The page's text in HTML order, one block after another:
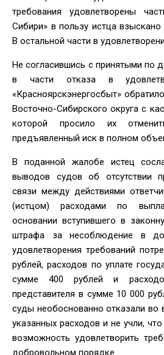
требования удовлетворены
Сибири» в пользу истца взыскано
В остальной части в
Не согласившись с принятыми по
в части отказа в
«Красноярскэнергосбыт»
Восточно-Сибирского округа с
которой просило их
предъявленный иск в полном
В поданной жалобе истец
выводов судов об отсутствии
связи между действиями
(истцом) расходами по
основании вступившего в
штрафа за несоблюдение в
удовлетворения требований
рублей, расходов по уплате
сумме 400 рублей и
представителя в сумме 10 000
суды необоснованно отказали во
указанных расходов и не учли,
возможность удовлетворить
добровольном порядке.